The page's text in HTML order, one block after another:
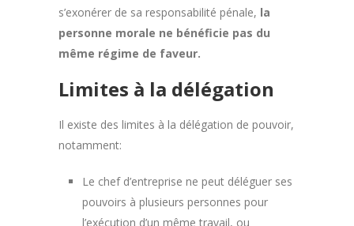
s’exonérer de sa responsabilité pénale, la
personne morale ne bénéficie pas du
même régime de faveur.
Limites à la délégation
Il existe des limites à la délégation de pouvoir,
notamment:
Le chef d’entreprise ne peut déléguer ses
pouvoirs à plusieurs personnes pour
l’exécution d’un même travail, ou